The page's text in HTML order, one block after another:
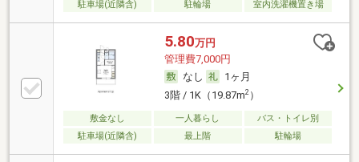
駐車場(近隣含)
駐輪場 室内洗濯機置き場
5.80万円
管理費7,000円
なし
1ヶ月
3階 / 1K（19.87m2）
敷金なし 一人暮らし
バス・トイレ別
駐車場(近隣含)
最上階 駐輪場